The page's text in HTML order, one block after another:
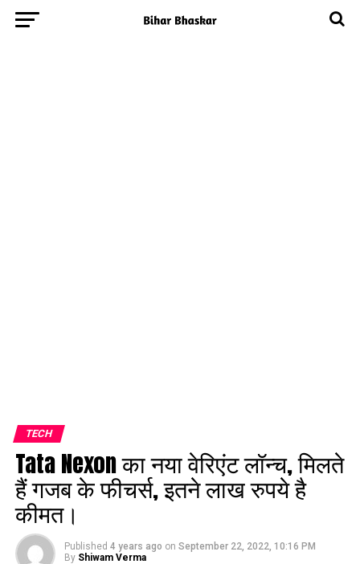
TECH
Tata Nexon का नया वेरिएंट लॉन्च, मिलते
हैं गजब के फीचर्स, इतने लाख रुपये है
कीमत।
Published 4 years ago on September 22, 2022, 10:16 PM
By Shiwam Verma